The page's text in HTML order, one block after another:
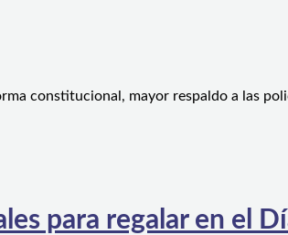
constitucional, mayor respaldo a las
para regalar en el